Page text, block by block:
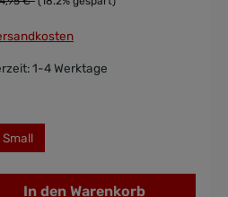
1-4 Werktage
Small
In den Warenkorb